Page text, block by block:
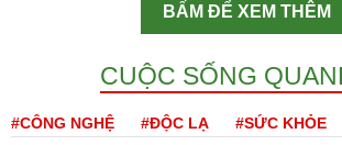
BẤM ĐỂ XEM THÊM
CUỘC SỐNG
#CÔNG NGHỆ #ĐỘC LẠ #SỨC KHỎE